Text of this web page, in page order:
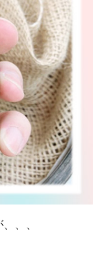
、、